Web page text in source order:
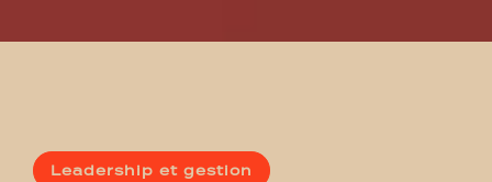
Leadership et gestion